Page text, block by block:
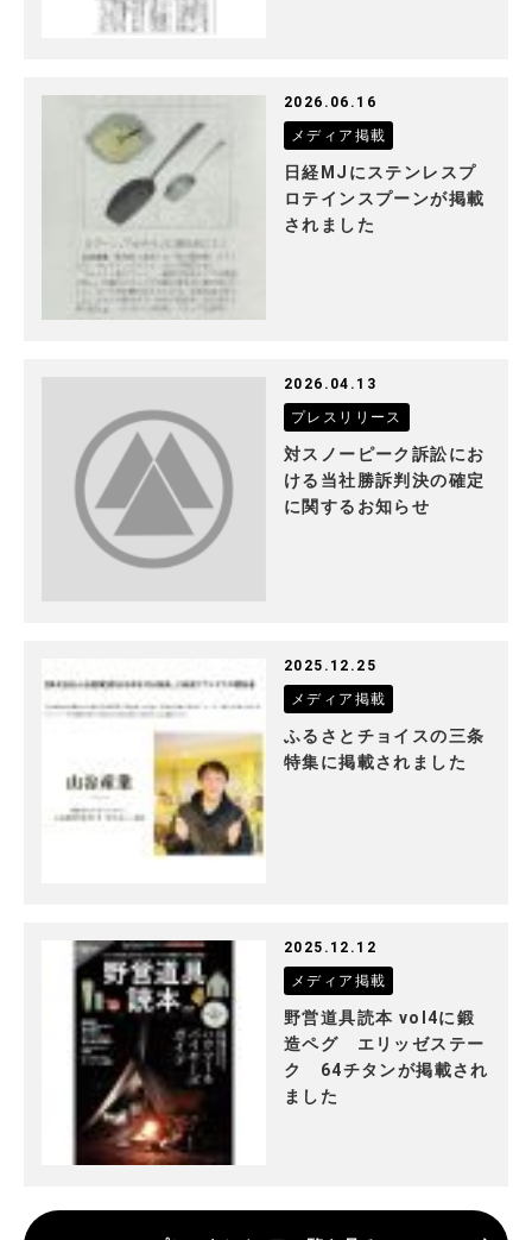
2026.06.16
メディア掲載
日経MJにステンレスプ
ロテインスプーンが掲載
されました
2026.04.13
プレスリリース
対スノーピーク訴訟にお
ける当社勝訴判決の確定
に関するお知らせ
2025.12.25
メディア掲載
ふるさとチョイスの三条
特集に掲載されました
2025.12.12
メディア掲載
野営道具読本 vol4に鍛
造ペグ エリッゼステー
ク 64チタンが掲載され
ました